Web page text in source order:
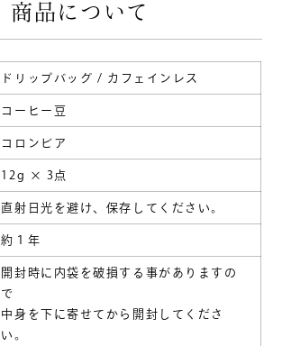
商品について
ドリップバッグ / カフェインレス
コーヒー豆
コロンビア
12g × 3点
直射日光を避け、保存してください。
約１年
開封時に内袋を破損する事がありますの
で
中身を下に寄せてから開封してくださ
い。